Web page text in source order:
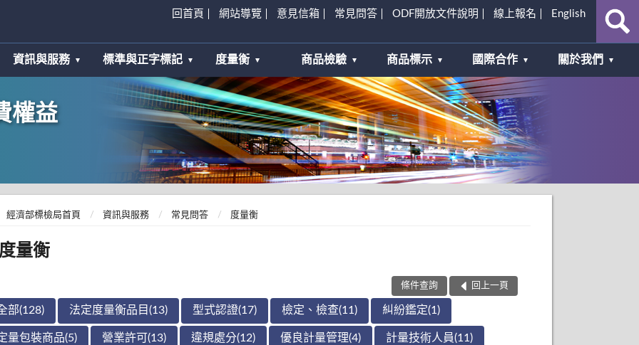
回首頁 網站導覽 意見信箱 常見問答 ODF開放文件說明 線上報名 English
資訊與服務 標準與正字標記 度量衡 商品檢驗 商品標示 國際合作 關於我們
權益
經濟部標檢局首頁 資訊與服務 常見問答 度量衡
度量衡
條件查詢 回上一頁
部(128) 法定度量衡品目(13) 型式認證(17) 檢定、檢查(11) 糾紛鑑定(1)
量包裝商品(5) 營業許可(13) 違規處分(12) 優良計量管理(4) 計量技術人員(11)